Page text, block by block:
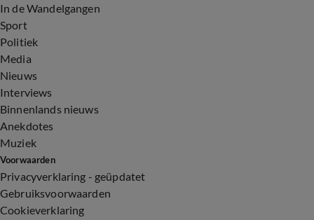
In de Wandelgangen
Sport
Politiek
Media
Nieuws
Interviews
Binnenlands nieuws
Anekdotes
Muziek
Voorwaarden
Privacyverklaring - geüpdatet
Gebruiksvoorwaarden
Cookieverklaring